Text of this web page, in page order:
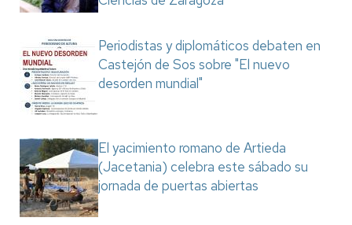
Periodistas y diplomáticos debaten en
Castejón de Sos sobre "El nuevo
desorden mundial"
El yacimiento romano de Artieda
(Jacetania) celebra este sábado su
jornada de puertas abiertas